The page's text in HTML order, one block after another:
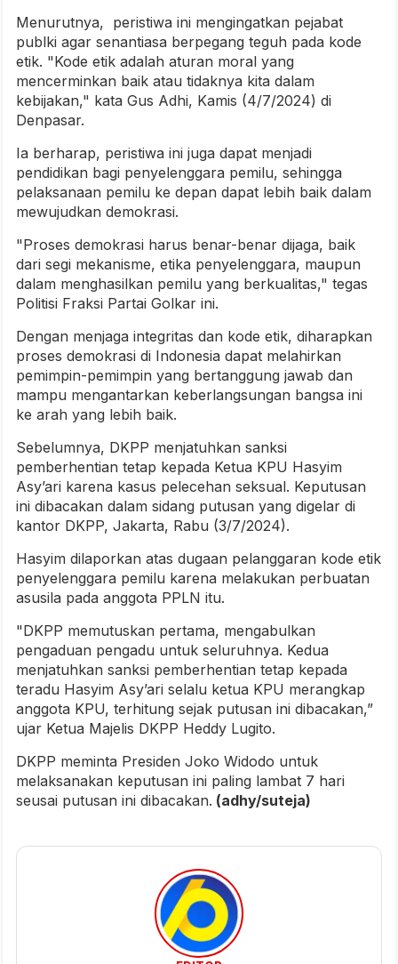
Menurutnya, peristiwa ini mengingatkan pejabat
publki agar senantiasa berpegang teguh pada kode
etik. "Kode etik adalah aturan moral yang
mencerminkan baik atau tidaknya kita dalam
kebijakan," kata Gus Adhi, Kamis (4/7/2024) di
Denpasar.
Ia berharap, peristiwa ini juga dapat menjadi
pendidikan bagi penyelenggara pemilu, sehingga
pelaksanaan pemilu ke depan dapat lebih baik dalam
mewujudkan demokrasi.
"Proses demokrasi harus benar-benar dijaga, baik
dari segi mekanisme, etika penyelenggara, maupun
dalam menghasilkan pemilu yang berkualitas," tegas
Politisi Fraksi Partai Golkar ini.
Dengan menjaga integritas dan kode etik, diharapkan
proses demokrasi di Indonesia dapat melahirkan
pemimpin-pemimpin yang bertanggung jawab dan
mampu mengantarkan keberlangsungan bangsa ini
ke arah yang lebih baik.
Sebelumnya, DKPP menjatuhkan sanksi
pemberhentian tetap kepada Ketua KPU Hasyim
Asy’ari karena kasus pelecehan seksual. Keputusan
ini dibacakan dalam sidang putusan yang digelar di
kantor DKPP, Jakarta, Rabu (3/7/2024).
Hasyim dilaporkan atas dugaan pelanggaran kode etik
penyelenggara pemilu karena melakukan perbuatan
asusila pada anggota PPLN itu.
"DKPP memutuskan pertama, mengabulkan
pengaduan pengadu untuk seluruhnya. Kedua
menjatuhkan sanksi pemberhentian tetap kepada
teradu Hasyim Asy’ari selalu ketua KPU merangkap
anggota KPU, terhitung sejak putusan ini dibacakan,”
ujar Ketua Majelis DKPP Heddy Lugito.
DKPP meminta Presiden Joko Widodo untuk
melaksanakan keputusan ini paling lambat 7 hari
seusai putusan ini dibacakan. (adhy/suteja)